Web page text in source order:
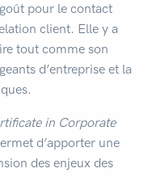
pour le contact
client. Elle y a
tout comme son
d’entreprise et la
in Corporate
d’apporter une
des enjeux des